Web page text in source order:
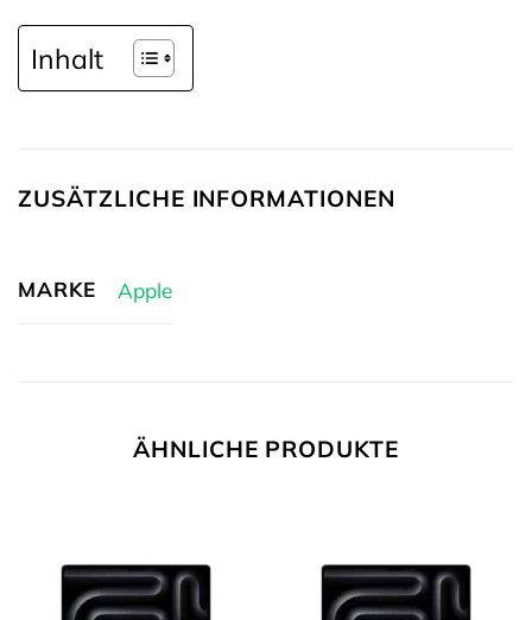
Inhalt
ZUSÄTZLICHE INFORMATIONEN
MARKE Apple
ÄHNLICHE PRODUKTE